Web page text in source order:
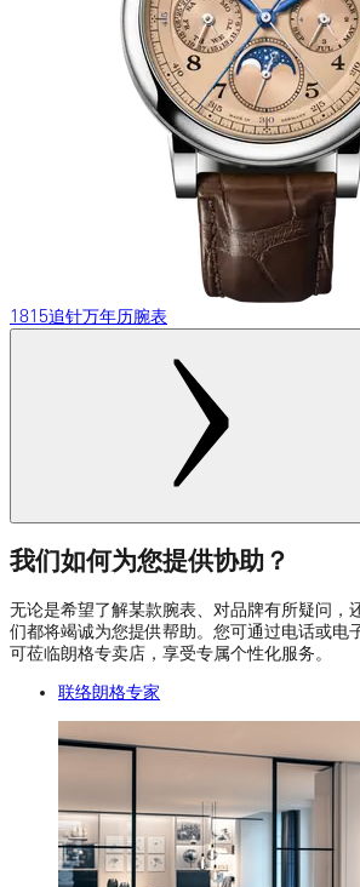
1815追针万年历腕表
我们如何为您提供协助？
无论是希望了解某款腕表、对品牌有所疑问，
们都将竭诚为您提供帮助。您可通过电话或电
可莅临朗格专卖店，享受专属个性化服务。
联络朗格专家